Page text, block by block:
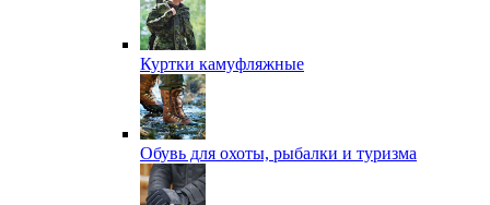
Куртки камуфляжные
Обувь для охоты, рыбалки и туризма